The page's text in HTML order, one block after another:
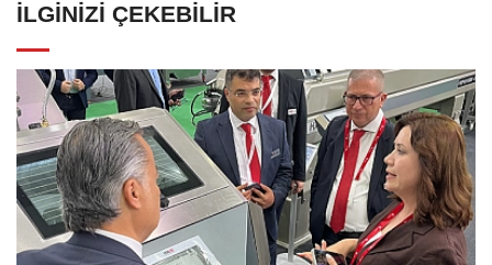
İLGINIZI ÇEKEBILIR